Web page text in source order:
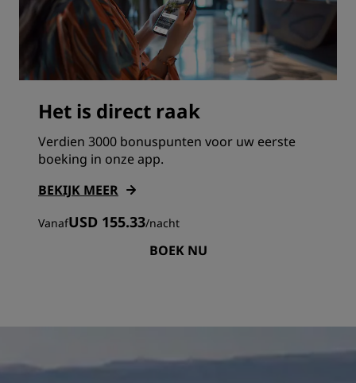
Het is direct raak
Verdien 3000 bonuspunten voor uw eerste
boeking in onze app.
BEKIJK MEER
VanafUSD 155.33/nacht
BOEK NU